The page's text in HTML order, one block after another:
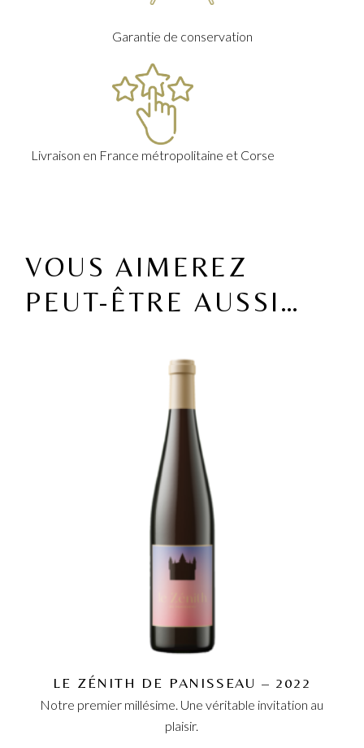
Garantie de conservation
Livraison en France métropolitaine et Corse
VOUS AIMEREZ
PEUT-ÊTRE AUSSI…
LE ZÉNITH DE PANISSEAU – 2022
Notre premier millésime. Une véritable invitation au
plaisir.